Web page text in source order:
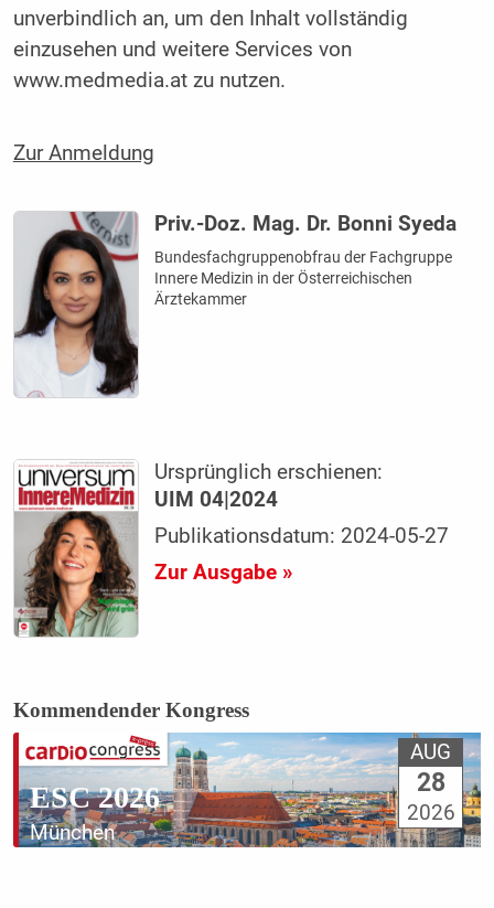
unverbindlich an, um den Inhalt vollständig
einzusehen und weitere Services von
www.medmedia.at zu nutzen.
Zur Anmeldung
Priv.-Doz. Mag. Dr. Bonni Syeda
Bundesfachgruppenobfrau der Fachgruppe
Innere Medizin in der Österreichischen
Ärztekammer
Ursprünglich erschienen:
UIM 04|2024
Publikationsdatum: 2024-05-27
Zur Ausgabe »
Kommendender Kongress
ESC 2026
München
AUG
28
2026